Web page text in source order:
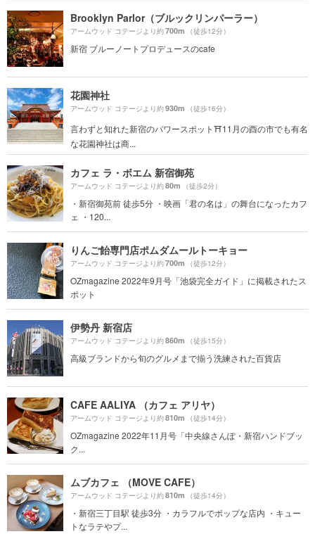
Brooklyn Parlor（ブルックリンパーラー）
アームウッド コテージより約700m （徒歩12分）
新宿 ブルーノートプロデュースのcafe
花園神社
アームウッド コテージより約930m （徒歩16分）
言わずと知れた新宿のパワースポット⛩11月の酉の市でも有名
な花園神社は商...
カフェ ラ・ボエム 新宿御苑
アームウッド コテージより約80m （徒歩2分）
・新宿御苑前 徒歩5分 ・映画「君の名は」の舞台になったカフ
ェ ・120...
りんご飴専門店ポムダムールトーキョー
アームウッド コテージより約700m （徒歩12分）
OZmagazine 2022年9月号「池袋完全ガイド」に掲載されたス
ポット
伊勢丹 新宿店
アームウッド コテージより約860m （徒歩15分）
高級ブランドから旬のグルメまで揃う洗練された百貨店
CAFE AALIYA （カフェ アリヤ）
アームウッド コテージより約810m （徒歩14分）
OZmagazine 2022年11月号「中央線さんぽ・新宿ハンドブッ
ク...
ムブカフェ （MOVE CAFE）
アームウッド コテージより約810m （徒歩14分）
・新宿三丁目駅 徒歩3分 ・カラフルでポップな店内 ・キュー
トなラテやプ...